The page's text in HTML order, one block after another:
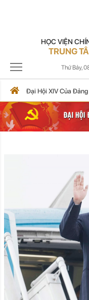
HỌC VIỆN
TRUNG
Thứ Bảy,
Đại Hội XIV Của Đảng